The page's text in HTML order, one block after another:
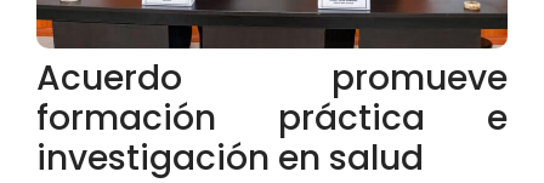
Acuerdo promueve
formación práctica e
investigación en salud